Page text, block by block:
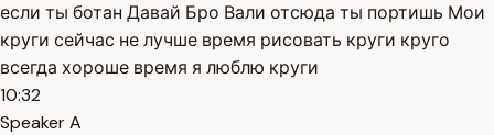
если ты ботан Давай Бро Вали отсюда ты портишь Мои
круги сейчас не лучше время рисовать круги круго
всегда хороше время я люблю круги
10:32
Speaker A